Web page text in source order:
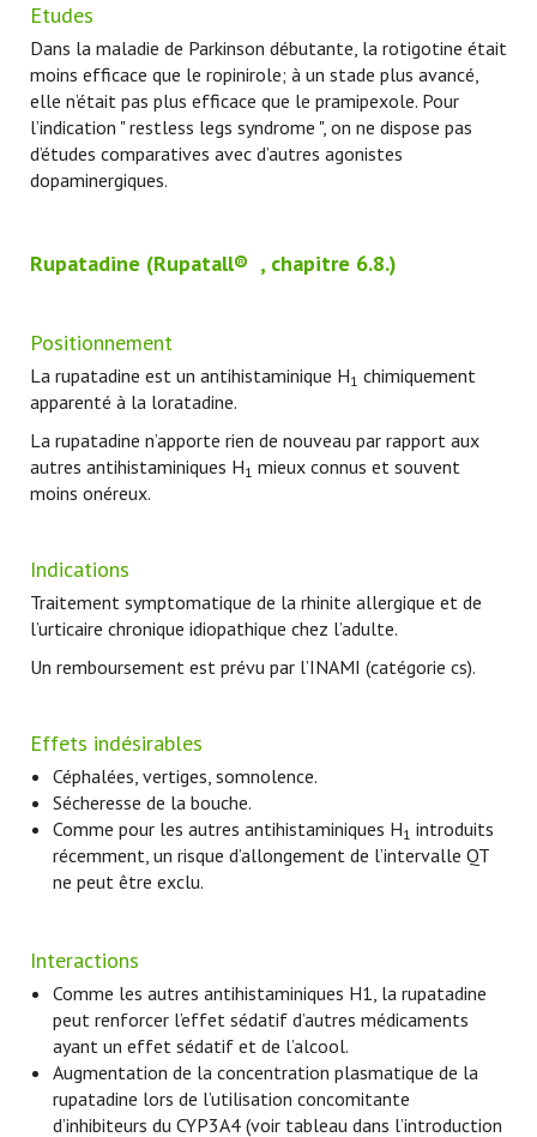
Etudes
Dans la maladie de Parkinson débutante, la rotigotine était
moins efficace que le ropinirole; à un stade plus avancé,
elle n’était pas plus efficace que le pramipexole. Pour
l’indication " restless legs syndrome ", on ne dispose pas
d’études comparatives avec d’autres agonistes
dopaminergiques.
Rupatadine (Rupatall® , chapitre 6.8.)
Positionnement
La rupatadine est un antihistaminique H1 chimiquement
apparenté à la loratadine.
La rupatadine n’apporte rien de nouveau par rapport aux
autres antihistaminiques H1 mieux connus et souvent
moins onéreux.
Indications
Traitement symptomatique de la rhinite allergique et de
l’urticaire chronique idiopathique chez l’adulte.
Un remboursement est prévu par l’INAMI (catégorie cs).
Effets indésirables
Céphalées, vertiges, somnolence.
Sécheresse de la bouche.
Comme pour les autres antihistaminiques H1 introduits
récemment, un risque d’allongement de l’intervalle QT
ne peut être exclu.
Interactions
Comme les autres antihistaminiques H1, la rupatadine
peut renforcer l’effet sédatif d’autres médicaments
ayant un effet sédatif et de l’alcool.
Augmentation de la concentration plasmatique de la
rupatadine lors de l’utilisation concomitante
d’inhibiteurs du CYP3A4 (voir tableau dans l’introduction